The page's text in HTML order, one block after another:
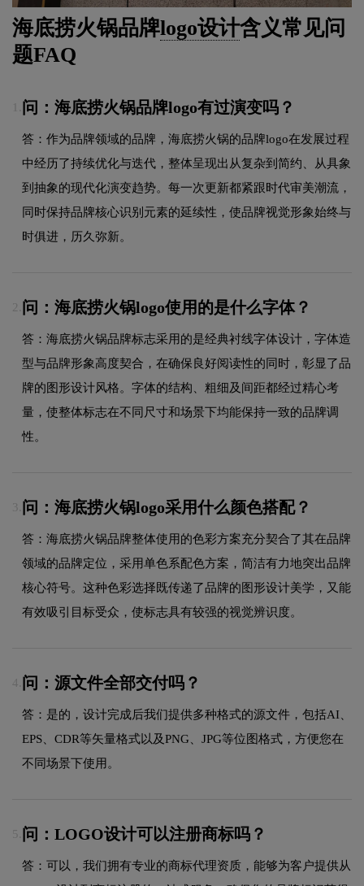
海底捞火锅品牌logo设计含义常见问
题FAQ
问：海底捞火锅品牌logo有过演变吗？
答：作为品牌领域的品牌，海底捞火锅的品牌logo在发展过程
中经历了持续优化与迭代，整体呈现出从复杂到简约、从具象
到抽象的现代化演变趋势。每一次更新都紧跟时代审美潮流，
同时保持品牌核心识别元素的延续性，使品牌视觉形象始终与
时俱进，历久弥新。
2. 问：海底捞火锅logo使用的是什么字体？
答：海底捞火锅品牌标志采用的是经典衬线字体设计，字体造
型与品牌形象高度契合，在确保良好阅读性的同时，彰显了品
牌的图形设计风格。字体的结构、粗细及间距都经过精心考
量，使整体标志在不同尺寸和场景下均能保持一致的品牌调
性。
3. 问：海底捞火锅logo采用什么颜色搭配？
答：海底捞火锅品牌整体使用的色彩方案充分契合了其在品牌
领域的品牌定位，采用单色系配色方案，简洁有力地突出品牌
核心符号。这种色彩选择既传递了品牌的图形设计美学，又能
有效吸引目标受众，使标志具有较强的视觉辨识度。
4. 问：源文件全部交付吗？
答：是的，设计完成后我们提供多种格式的源文件，包括AI、
EPS、CDR等矢量格式以及PNG、JPG等位图格式，方便您在
不同场景下使用。
5. 问：LOGO设计可以注册商标吗？
答：可以，我们拥有专业的商标代理资质，能够为客户提供从